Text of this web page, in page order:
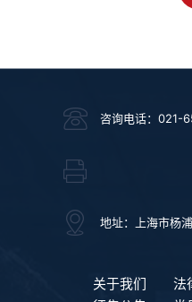
咨询电话：021-
地址：上海市杨
关于我们 法